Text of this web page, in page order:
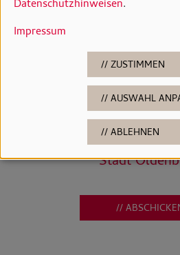
Museum Ihre
für den Erhalt des
verarbeitet. Sie können
jederzeit widerrufen
Ihrer Daten
Nähere Infos dazu
Es gelten die
Stadt
//
Datenschutzhinweisen.
Impressum
AUSWAHL
ABLEHNEN
ZUSTIMMEN